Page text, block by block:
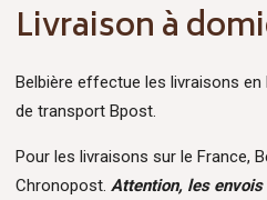
Livraison à
Belbière effectue les livraisons
de transport Bpost.
Pour les livraisons sur le France,
Chronopost. Attention, les envois